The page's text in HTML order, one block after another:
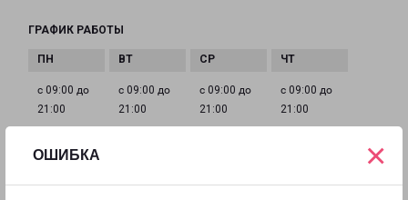
ОШИБКА ×
ГРАФИК РАБОТЫ
с 09:00 до
21:00
с 09:00 до
21:00
с 09:00 до
21:00
с 09:00 до
21:00
21:00
21:00
21:00